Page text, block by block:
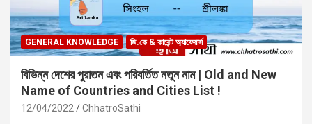
GENERAL KNOWLEDGE জি.কে & কারেন্ট অ্যাফেয়ার্স
বিভিন্ন দেশের পুরাতন এবং পরিবর্তিত নতুন নাম | Old and New
Name of Countries and Cities List !
12/04/2022 ChhatroSathi